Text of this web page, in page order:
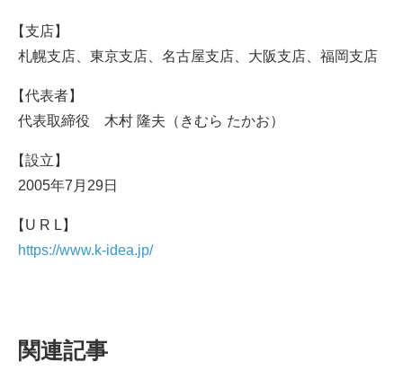
支店
札幌支店、東京支店、名古屋支店、大阪支店、福岡支店
代表者
代表取締役 木村 隆夫（きむら たかお）
設立
2005年7月29日
U R L
https://www.k-idea.jp/
関連記事